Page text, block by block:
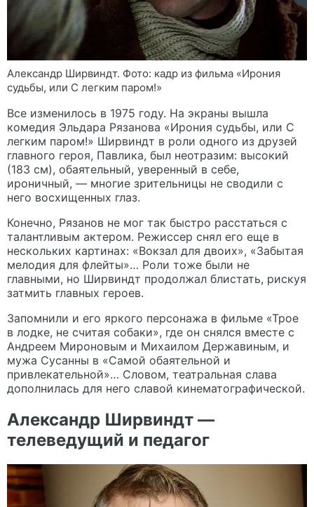
Александр Ширвиндт. Фото: кадр из фильма «Ирония
судьбы, или С легким паром!»
Все изменилось в 1975 году. На экраны вышла
комедия Эльдара Рязанова «Ирония судьбы, или С
легким паром!» Ширвиндт в роли одного из друзей
главного героя, Павлика, был неотразим: высокий
(183 см), обаятельный, уверенный в себе,
ироничный, — многие зрительницы не сводили с
него восхищенных глаз.
Конечно, Рязанов не мог так быстро расстаться с
талантливым актером. Режиссер снял его еще в
нескольких картинах: «Вокзал для двоих», «Забытая
мелодия для флейты»… Роли тоже были не
главными, но Ширвиндт продолжал блистать, рискуя
затмить главных героев.
Запомнили и его яркого персонажа в фильме «Трое
в лодке, не считая собаки», где он снялся вместе с
Андреем Мироновым и Михаилом Державиным, и
мужа Сусанны в «Самой обаятельной и
привлекательной»… Словом, театральная слава
дополнилась для него славой кинематографической.
Александр Ширвиндт —
телеведущий и педагог